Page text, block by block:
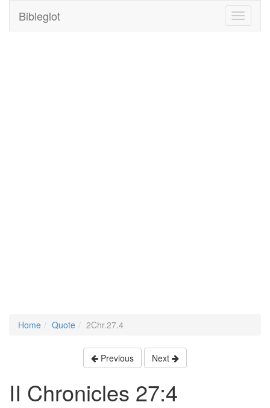
Toggle
Bibleglot
Home Quote 2Chr.27.4
Previous Next
II Chronicles 27:4